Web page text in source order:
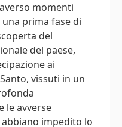
momenti
prima fase di
del
del paese,
ai
vissuti in un
le avverse
impedito lo